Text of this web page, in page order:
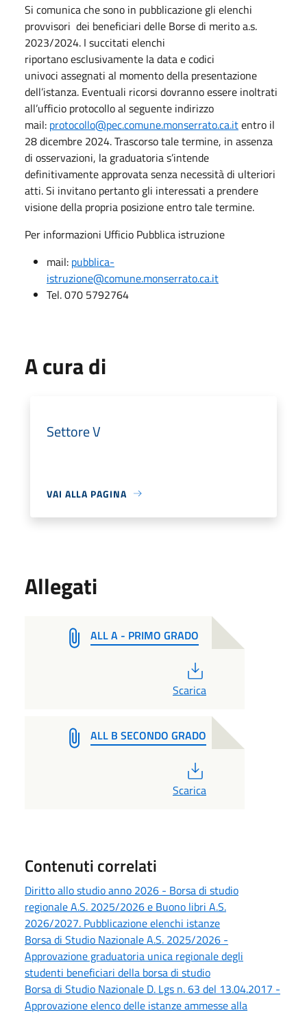
Si comunica che sono in pubblicazione gli elenchi
provvisori dei beneficiari delle Borse di merito a.s.
2023/2024. I succitati elenchi
riportano esclusivamente la data e codici
univoci assegnati al momento della presentazione
dell’istanza. Eventuali ricorsi dovranno essere inoltrati
all’ufficio protocollo al seguente indirizzo
mail: protocollo@pec.comune.monserrato.ca.itentro il
28 dicembre 2024. Trascorso tale termine, in assenza
di osservazioni, la graduatoria s’intende
definitivamente approvata senza necessità di ulteriori
atti. Si invitano pertanto gli interessati a prendere
visione della propria posizione entro tale termine.
Per informazioni Ufficio Pubblica istruzione
mail: pubblica-
istruzione@comune.monserrato.ca.it
Tel. 070 5792764
A cura di
Settore V
VAI ALLA PAGINA
Allegati
ALL A - PRIMO GRADO
Scarica
ALL B SECONDO GRADO
Scarica
Contenuti correlati
Diritto allo studio anno 2026 - Borsa di studio
regionale A.S. 2025/2026 e Buono libri A.S.
2026/2027. Pubblicazione elenchi istanze
Borsa di Studio Nazionale A.S. 2025/2026 -
Approvazione graduatoria unica regionale degli
studenti beneficiari della borsa di studio
Borsa di Studio Nazionale D. Lgs n. 63 del 13.04.2017 -
Approvazione elenco delle istanze ammesse alla